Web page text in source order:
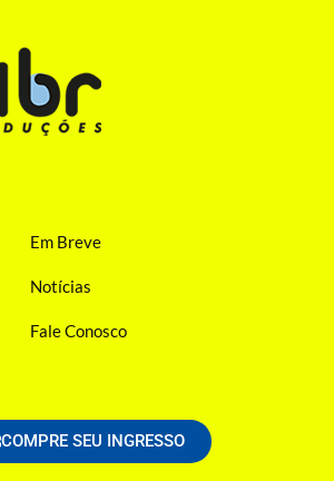
Em Breve
Notícias
Fale Conosco
COMPRE SEU INGRESSO